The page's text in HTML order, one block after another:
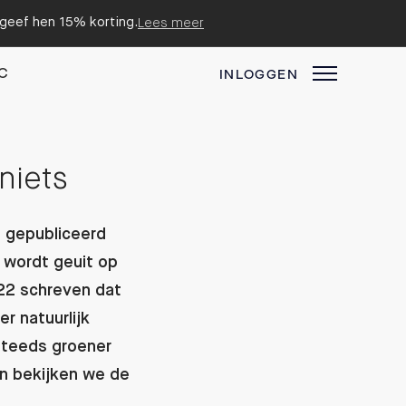
hen 15% korting. Lees meer
INLOGGEN
wordt geuit op
schreven dat
natuurlijk
groener
bekijken we de